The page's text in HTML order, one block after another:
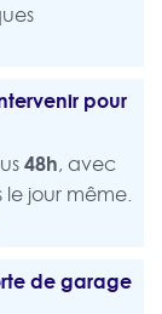
pour
48h, avec
jour même.
de garage